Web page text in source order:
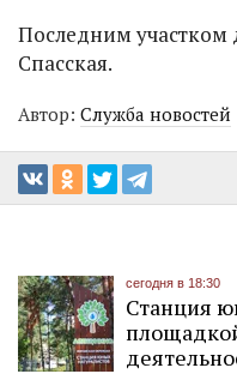
Последним участком
Спасская.
Автор: Служба новостей
сегодня в 18:30
Станция